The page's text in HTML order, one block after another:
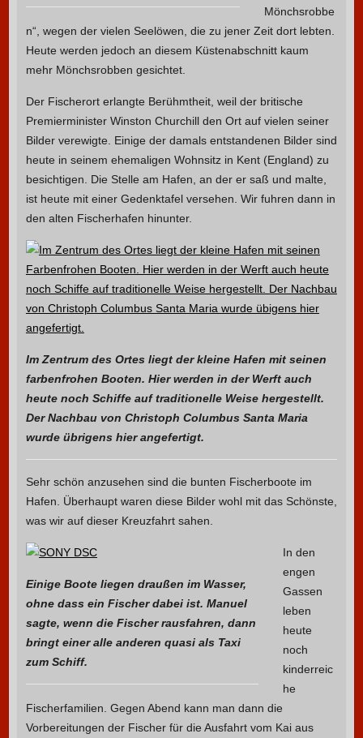
Mönchsrobbe
n“, wegen der vielen Seelöwen, die zu jener Zeit dort lebten.
Heute werden jedoch an diesem Küstenabschnitt kaum
mehr Mönchsrobben gesichtet.
Der Fischerort erlangte Berühmtheit, weil der britische
Premierminister Winston Churchill den Ort auf vielen seiner
Bilder verewigte. Einige der damals entstandenen Bilder sind
heute in seinem ehemaligen Wohnsitz in Kent (England) zu
besichtigen. Die Stelle am Hafen, an der er saß und malte,
ist heute mit einer Gedenktafel versehen. Wir fuhren dann in
den alten Fischerhafen hinunter.
Im Zentrum des Ortes liegt der kleine Hafen mit seinen
farbenfrohen Booten. Hier werden in der Werft auch
heute noch Schiffe auf traditionelle Weise hergestellt.
Der Nachbau von Christoph Columbus Santa Maria
wurde übrigens hier angefertigt.
Sehr schön anzusehen sind die bunten Fischerboote im
Hafen. Überhaupt waren diese Bilder wohl mit das Schönste,
was wir auf dieser Kreuzfahrt sahen.
Einige Boote liegen draußen im Wasser,
ohne dass ein Fischer dabei ist. Manuel
sagte, wenn die Fischer rausfahren, dann
bringt einer alle anderen quasi als Taxi
zum Schiff.
In den
engen
Gassen
leben
heute
noch
kinderreic
he
Fischerfamilien. Gegen Abend kann man dann die
Vorbereitungen der Fischer für die Ausfahrt vom Kai aus